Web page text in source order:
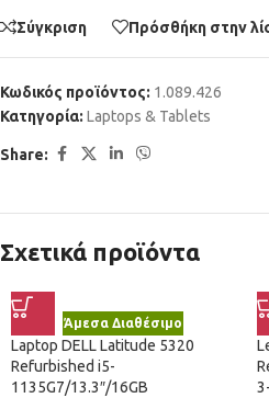
Σύγκριση Πρόσθήκη στην
Κωδικός προϊόντος: 1.089.426
Κατηγορία: Laptops & Tablets
Share:
Σχετικά προϊόντα
Άμεσα Διαθέσιμο
Laptop DELL Latitude 5320
Refurbished i5-
1135G7/13.3″/16GB